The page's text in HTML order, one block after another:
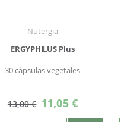
Nutergia
ERGYPHILUS Plus
30 cápsulas vegetales
13,00 € Precio
especial
11,05 €